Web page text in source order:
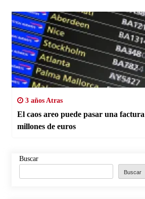
3 años Atras
El caos areo puede pasar una factura
millones de euros
Buscar
Buscar